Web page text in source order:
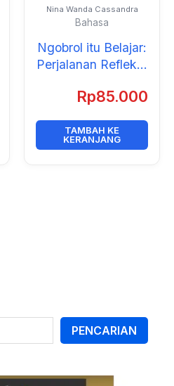
PENCARIAN
Nina Wanda Cassandra
Bahasa
Ngobrol itu Belajar:
Perjalanan Reflektif
Pedagogi Dialogis
Guru Bahasa
Inggris
Rp85.000
TAMBAH KE
KERANJANG